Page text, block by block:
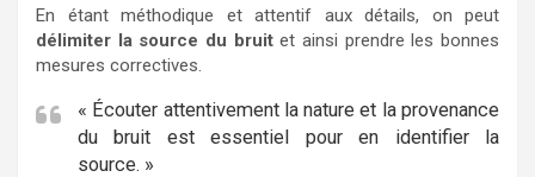
En étant méthodique et attentif aux détails, on peut
délimiter la source du bruitet ainsi prendre les bonnes
mesures correctives.
« Écouter attentivement la nature et la provenance
du bruit est essentiel pour en identifier la
source. »